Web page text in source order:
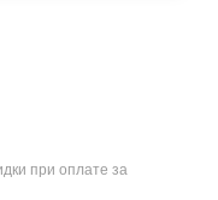
при оплате за